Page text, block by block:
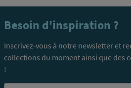
Besoin d'inspiration ?
Inscrivez-vous à notre newsletter et
collections du moment ainsi que des
!